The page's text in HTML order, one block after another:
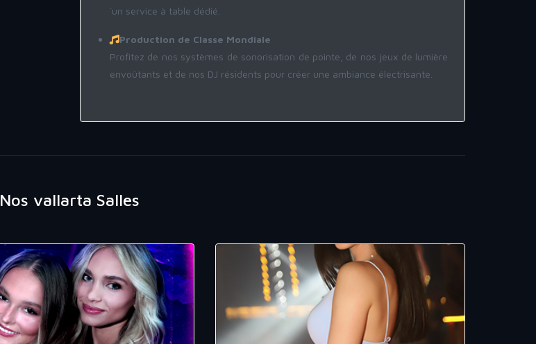
´un service à table dédié.
Production de Classe Mondiale
Profitez de nos systèmes de sonorisation de pointe, de nos jeux de lumière
envoûtants et de nos DJ résidents pour créer une ambiance électrisante.
Nos vallarta Salles